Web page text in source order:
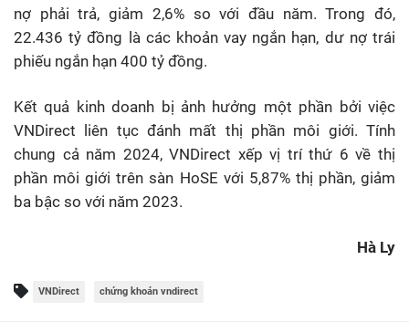
nợ phải trả, giảm 2,6% so với đầu năm. Trong đó,
22.436 tỷ đồng là các khoản vay ngắn hạn, dư nợ trái
phiếu ngắn hạn 400 tỷ đồng.
Kết quả kinh doanh bị ảnh hưởng một phần bởi việc
VNDirect liên tục đánh mất thị phần môi giới. Tính
chung cả năm 2024, VNDirect xếp vị trí thứ 6 về thị
phần môi giới trên sàn HoSE với 5,87% thị phần, giảm
ba bậc so với năm 2023.
Hà Ly
VNDirect chứng khoán vndirect